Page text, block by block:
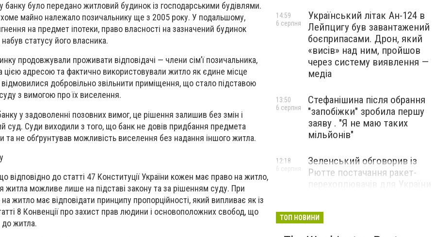
банку було передано житловий будинок із господарськими будівлями.
майно належало позичальнику ще з 2005 року. У подальшому,
на предмет іпотеки, право власності на зазначений будинок
статусу його власника.
продовжували проживати відповідачі — члени сім’ї позичальника,
цією адресою та фактично використовували житло як єдине місце
добровільно звільнити приміщення, що стало підставою
з вимогою про їх виселення.
у задоволенні позовних вимог, це рішення залишив без змін і
суд. Суди виходили з того, що банк не довів придбання предмета
та не обґрунтував можливість виселення без надання іншого житла.
відповідно до статті 47 Конституції України кожен має право на житло,
житла можливе лише на підставі закону та за рішенням суду. При
житло має відповідати принципу пропорційності, який випливає як із
8 Конвенції про захист прав людини і основоположних свобод, що
до житла.
Український літак Ан-124 в
Лейпцигу був завантажений
боєприпасами. Дрон, який
«висів» над ним, пройшов
через систему виявлення —
медіа
14:59
6 серпня
Стефанішина після обрання
"запобіжки" зробила першу
заяву . "Я не маю таких
мільйонів"
13:50
6 серпня
Зеленський обговорив із
Рютте постачання ракет-
перехоплювачів для України
12:18
6 серпня
ТОП НОВИНИ